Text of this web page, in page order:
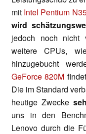
mit Intel Pentium
wird
jedoch noch nicht
weitere CPUs,
hinzugebucht
GeForce 820M
Die im Standard
heutige Zwecke
uns in den
Lenovo durch die